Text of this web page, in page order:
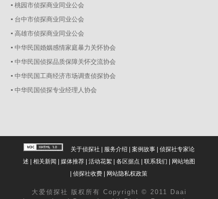
▪ 桃园市侦探商业同业公会
▪ 台中市侦探商业同业公会
▪ 高雄市侦探商业同业公会
▪ 中华民国婚姻感情家庭暴力关怀协会
▪ 中华民国侦探品质保障关怀交流协会
▪ 中华民国工商经济市场调查侦探协会
▪ 中华民国侦探专业经理人协会
关于侦探社 服务介绍 案例故事| 侦探社专家论
述
相关新闻 媒体推荐| 活动花絮| 各区据点 联系我们
网站地图
|侦探社收费 网站隐私权政策
大爱 侦探社
版权所有 Copyright © 2011 Daai